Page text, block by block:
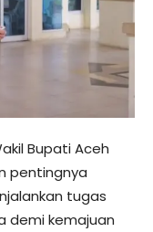
Bupati Aceh
pentingnya
tugas
demi kemajuan